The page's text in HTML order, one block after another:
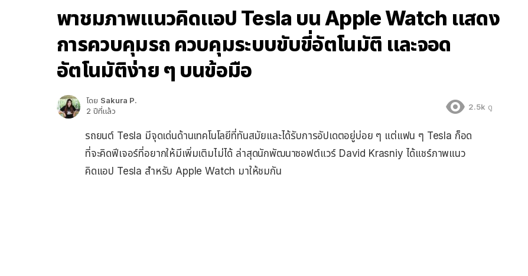
พาชมภาพแนวคิดแอป Tesla บน Apple Watch แสดง
การควบคุมรถ ควบคุมระบบขับขี่อัตโนมัติ และจอด
อัตโนมัติง่าย ๆ บนข้อมือ
โดย Sakura P.
2 ปีที่แล้ว
2.5k ดู
รถยนต์ Tesla มีจุดเด่นด้านเทคโนโลยีที่ทันสมัยและได้รับการอัปเดตอยู่บ่อย ๆ แต่แฟน ๆ Tesla ก็อด
ที่จะคิดฟีเจอร์ที่อยากให้มีเพิ่มเติมไม่ได้ ล่าสุดนักพัฒนาซอฟต์แวร์ David Krasniy ได้แชร์ภาพแนว
คิดแอป Tesla สำหรับ Apple Watch มาให้ชมกัน